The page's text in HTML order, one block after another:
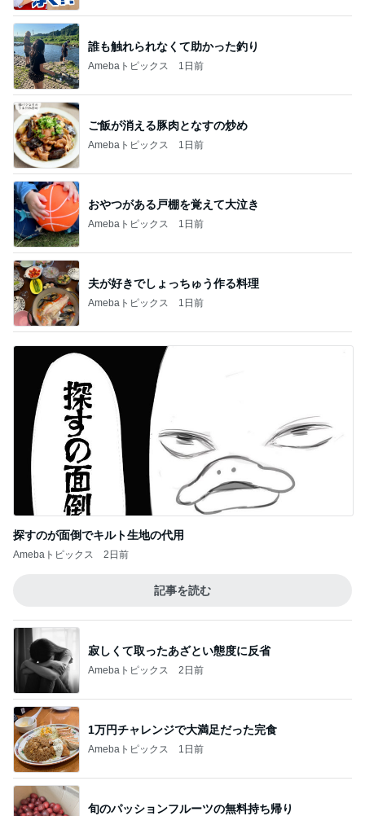
誰も触れられなくて助かった釣り
Amebaトピックス 1日前
ご飯が消える豚肉となすの炒め
Amebaトピックス 1日前
おやつがある戸棚を覚えて大泣き
Amebaトピックス 1日前
夫が好きでしょっちゅう作る料理
Amebaトピックス 1日前
探すのが面倒でキルト生地の代用
Amebaトピックス 2日前
記事を読む
寂しくて取ったあざとい態度に反省
Amebaトピックス 2日前
1万円チャレンジで大満足だった完食
Amebaトピックス 1日前
旬のパッションフルーツの無料持ち帰り